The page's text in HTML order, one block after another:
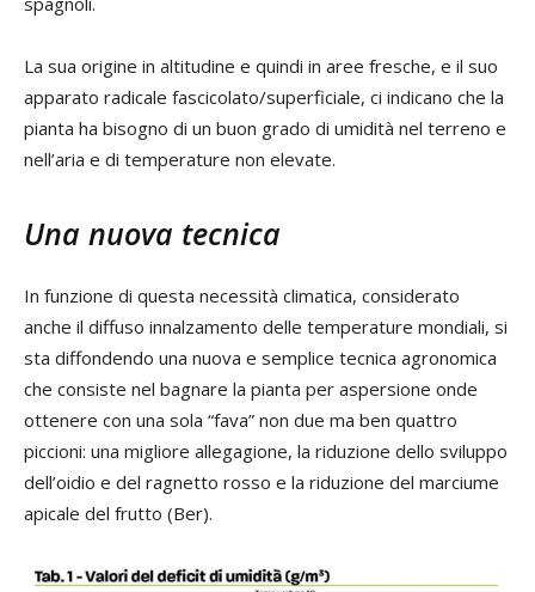
La sua origine in altitudine e quindi in aree fresche, e il suo
apparato radicale fascicolato/superficiale, ci indicano che la
pianta ha bisogno di un buon grado di umidità nel terreno e
nell’aria e di temperature non elevate.
Una nuova tecnica
In funzione di questa necessità climatica, considerato
anche il diffuso innalzamento delle temperature mondiali, si
sta diffondendo una nuova e semplice tecnica agronomica
che consiste nel bagnare la pianta per aspersione onde
ottenere con una sola “fava” non due ma ben quattro
piccioni: una migliore allegagione, la riduzione dello sviluppo
dell’oidio e del ragnetto rosso e la riduzione del marciume
apicale del frutto (Ber).